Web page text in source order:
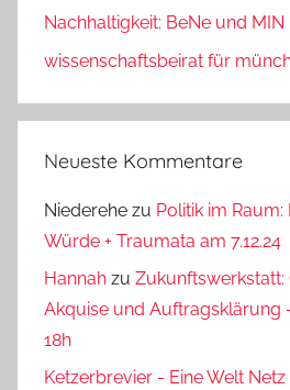
Nachhaltigkeit: BeNe und MIN
wissenschaftsbeirat für
Neueste Kommentare
Niederehe zu Politik im Raum:
Würde + Traumata am 7.12.24
Hannah zu Zukunftswerkstatt:
Akquise und Auftragsklärung
18h
Ketzerbrevier - Eine Welt Netz